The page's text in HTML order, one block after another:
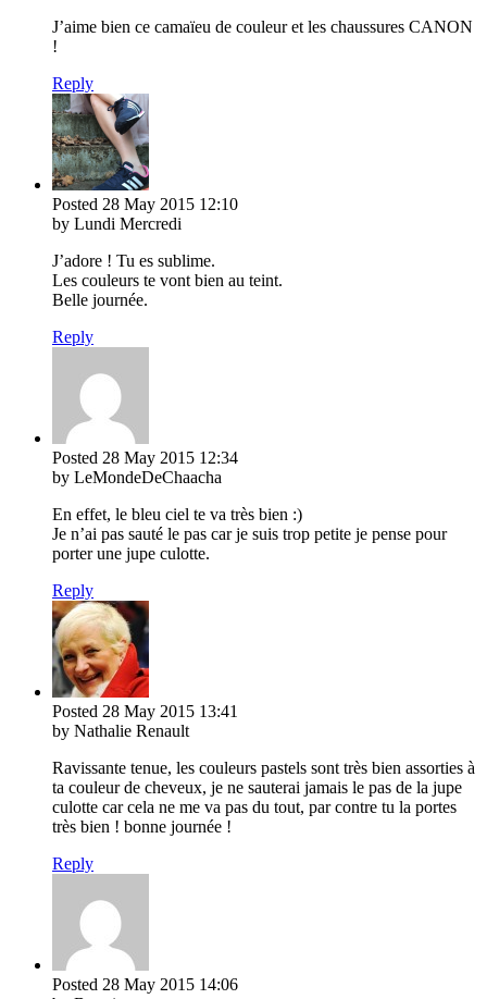
J’aime bien ce camaïeu de couleur et les chaussures CANON
!
Reply
Posted 28 May 2015 12:10
by Lundi Mercredi
J’adore ! Tu es sublime.
Les couleurs te vont bien au teint.
Belle journée.
Reply
Posted 28 May 2015 12:34
by LeMondeDeChaacha
En effet, le bleu ciel te va très bien :)
Je n’ai pas sauté le pas car je suis trop petite je pense pour
porter une jupe culotte.
Reply
Posted 28 May 2015 13:41
by Nathalie Renault
Ravissante tenue, les couleurs pastels sont très bien assorties à
ta couleur de cheveux, je ne sauterai jamais le pas de la jupe
culotte car cela ne me va pas du tout, par contre tu la portes
très bien ! bonne journée !
Reply
Posted 28 May 2015 14:06